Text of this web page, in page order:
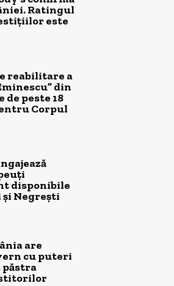
Ratingul
este
reabilitare a
din
peste 18
Corpul
disponibile
Negrești
are
cu puteri
păstra